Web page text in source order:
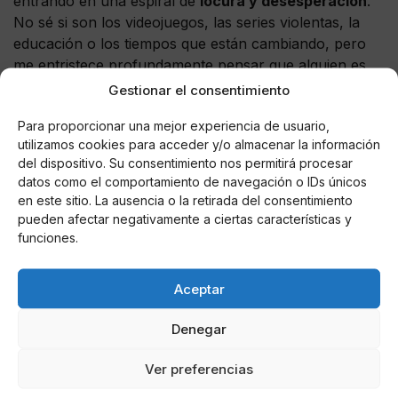
Gestionar el consentimiento
Para proporcionar una mejor experiencia de usuario,
utilizamos cookies para acceder y/o almacenar la información
del dispositivo. Su consentimiento nos permitirá procesar
datos como el comportamiento de navegación o IDs únicos
en este sitio. La ausencia o la retirada del consentimiento
pueden afectar negativamente a ciertas características y
funciones.
Aceptar
Denegar
Ver preferencias
No sé si son los videojuegos, las series violentas, la
educación o los tiempos que están cambiando, pero
me entristece profundamente pensar que alguien es
capaz de matar por placer o por dinero y más cuando
te están viendo. Pero es más entristecedor incluso que
se permitan estos realitys. Que losproductores
muestren un poco de sensatez y manden al garete ese
proyecto que será un espectáculodeplorable e
irracional.
AUTOR
Ana.S.R